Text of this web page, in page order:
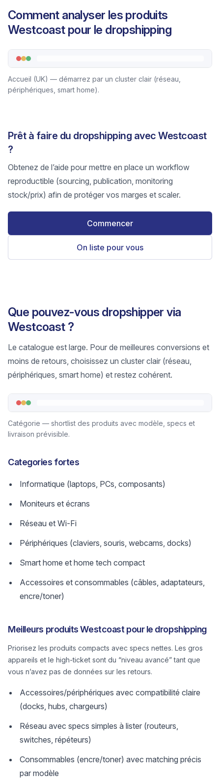
Comment analyser les produits
Westcoast pour le dropshipping
Accueil (UK) — démarrez par un cluster clair (réseau,
périphériques, smart home).
Prêt à faire du dropshipping avec Westcoast
?
Obtenez de l’aide pour mettre en place un workflow
reproductible (sourcing, publication, monitoring
stock/prix) afin de protéger vos marges et scaler.
Commencer
On liste pour vous
Que pouvez-vous dropshipper via
Westcoast ?
Le catalogue est large. Pour de meilleures conversions et
moins de retours, choisissez un cluster clair (réseau,
périphériques, smart home) et restez cohérent.
Catégorie — shortlist des produits avec modèle, specs et
livraison prévisible.
Categories fortes
Informatique (laptops, PCs, composants)
Moniteurs et écrans
Réseau et Wi‑Fi
Périphériques (claviers, souris, webcams, docks)
Smart home et home tech compact
Accessoires et consommables (câbles, adaptateurs,
encre/toner)
Meilleurs produits Westcoast pour le dropshipping
Priorisez les produits compacts avec specs nettes. Les gros
appareils et le high-ticket sont du “niveau avancé” tant que
vous n’avez pas de données sur les retours.
Accessoires/périphériques avec compatibilité claire
(docks, hubs, chargeurs)
Réseau avec specs simples à lister (routeurs,
switches, répéteurs)
Consommables (encre/toner) avec matching précis
par modèle